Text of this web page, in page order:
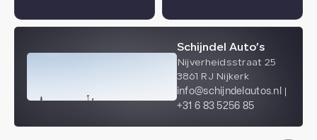
Schijndel Auto’s
Nijverheidsstraat 25
3861 RJ Nijkerk
info@schijndelautos.nl
+31 6 83 5256 85